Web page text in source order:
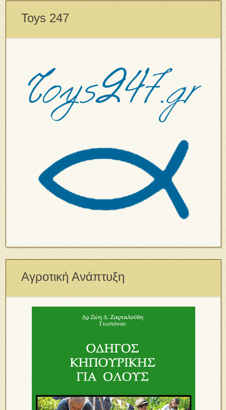
Toys 247
Αγροτική Ανάπτυξη